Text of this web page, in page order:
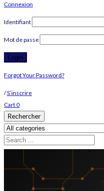
Connexion
Identifiant
Mot de passe
Forgot Your Password?
/S’inscrire
Cart0
Rechercher